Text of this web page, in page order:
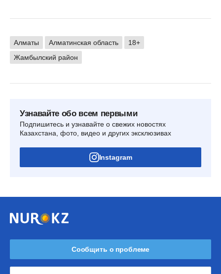
Алматы Алматинская область
18+
Жамбылский район
Узнавайте обо всем первыми
Подпишитесь и узнавайте о свежих новостях
Казахстана, фото, видео и других эксклюзивах
Instagram
Сообщить о проблеме